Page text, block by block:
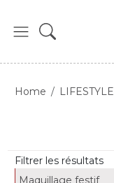
Home LIFESTYLE
Filtrer les résultats
Maquillage festif